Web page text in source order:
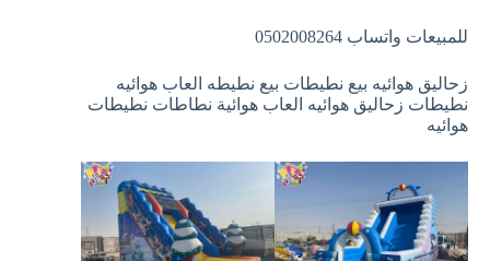
للمبيعات واتساب 0502008264
زحاليق هوائيه بيع نطيطات بيع نطيطه العاب هوائيه
نطيطات زحاليق هوائيه العاب هوائية نطاطات نطيطات
هوائيه